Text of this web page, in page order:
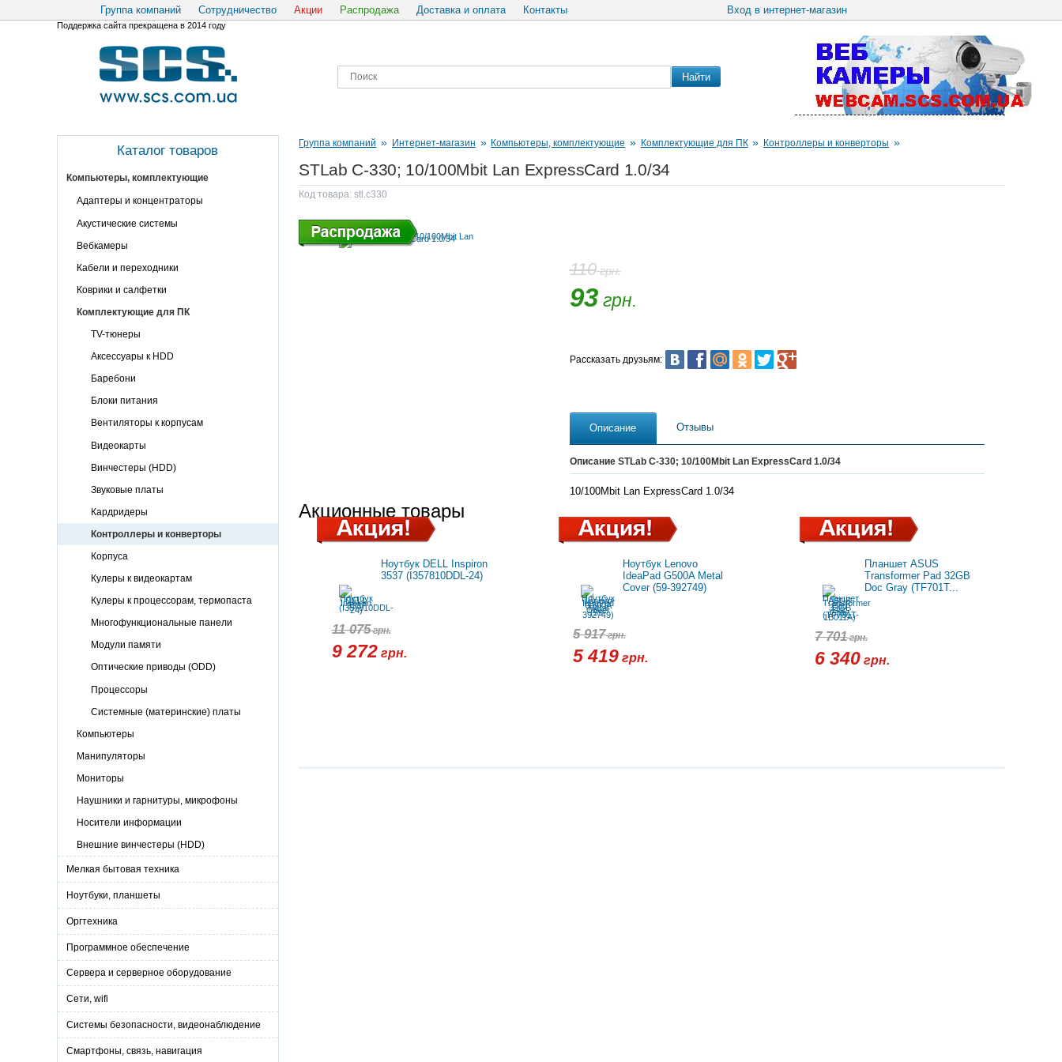
Группа компаний Сотрудничество Акции Распродажа Доставка и оплата Контакты Вход в интернет-магазин
Поддержка сайта прекращена в 2014 году
Найти
Каталог товаров
Компьютеры, комплектующие
Адаптеры и концентраторы
Акустические системы
Вебкамеры
Кабели и переходники
Коврики и салфетки
Комплектующие для ПК
TV-тюнеры
Аксессуары к HDD
Баребони
Блоки питания
Вентиляторы к корпусам
Видеокарты
Винчестеры (HDD)
Звуковые платы
Кардридеры
Контроллеры и конверторы
Корпуса
Кулеры к видеокартам
Кулеры к процессорам, термопаста
Многофункциональные панели
Модули памяти
Оптические приводы (ODD)
Процессоры
Системные (материнские) платы
Компьютеры
Манипуляторы
Мониторы
Наушники и гарнитуры, микрофоны
Носители информации
Внешние винчестеры (HDD)
Мелкая бытовая техника
Ноутбуки, планшеты
Оргтехника
Программное обеспечение
Сервера и серверное оборудование
Сети, wifi
Системы безопасности, видеонаблюдение
Смартфоны, связь, навигация
Группа компаний » Интернет-магазин » Компьютеры, комплектующие » Комплектующие для ПК » Контроллеры и конверторы »
STLab C-330; 10/100Mbit Lan ExpressCard 1.0/34
Код товара: stl.c330
110грн.
93грн.
Рассказать друзьям:
Описание Отзывы
Описание STLab C-330; 10/100Mbit Lan ExpressCard 1.0/34
10/100Mbit Lan ExpressCard 1.0/34
Акционные товары
Ноутбук DELL Inspiron
3537 (I357810DDL-24)
11 075грн.
9 272грн.
Ноутбук Lenovo
IdeaPad G500A Metal
Cover (59-392749)
5 917грн.
5 419 грн.
Планшет ASUS
Transformer Pad 32GB
Doc Gray (TF701T...
7 701грн.
6 340 грн.